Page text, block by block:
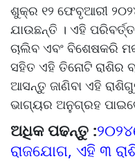
ଶୁକ୍ର ୧୨ ଫେବୃଆରୀ
ଯାଉଛନ୍ତି । ଏହି
ଚାଲିବ ଏବଂ ବିଶେଷକରି
ସହିତ ଏହି ତିନୋଟି ରାଶିର
ଆସନ୍ତୁ ଜାଣିବା ଏହି
ଭାଗ୍ୟର ଅନୁଗ୍ରହ
ଅଧିକ ପଢନ୍ତୁ :
ରାଜଯୋଗ, ଏହି ୩